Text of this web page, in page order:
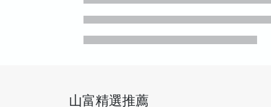
山富精選推薦